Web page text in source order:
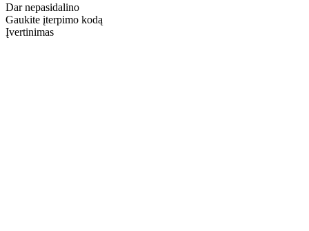
Dar nepasidalino
Gaukite įterpimo kodą
Įvertinimas